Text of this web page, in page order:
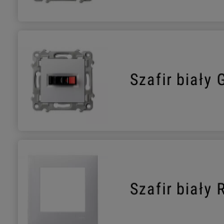
Szafir biały
Szafir biały